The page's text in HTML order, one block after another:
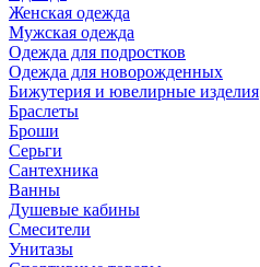
Женская одежда
Мужская одежда
Одежда для подростков
Одежда для новорожденных
Бижутерия и ювелирные изделия
Браслеты
Броши
Серьги
Сантехника
Ванны
Душевые кабины
Смесители
Унитазы